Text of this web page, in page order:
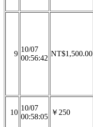
9
10/07
00:56:42
NT$1,500.00
10
10/07
00:58:05
￥250